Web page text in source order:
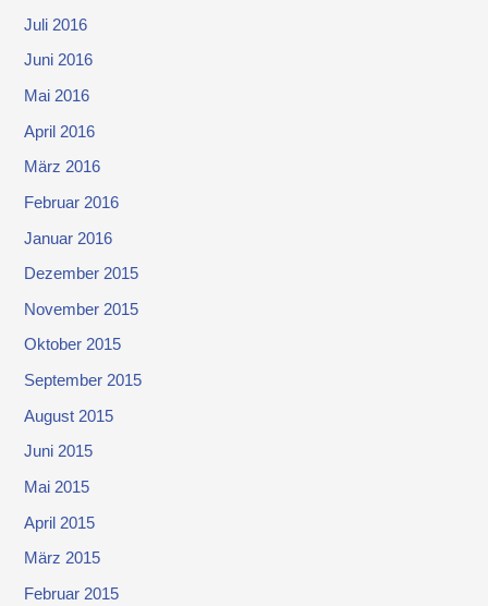
Juli 2016
Juni 2016
Mai 2016
April 2016
März 2016
Februar 2016
Januar 2016
Dezember 2015
November 2015
Oktober 2015
September 2015
August 2015
Juni 2015
Mai 2015
April 2015
März 2015
Februar 2015